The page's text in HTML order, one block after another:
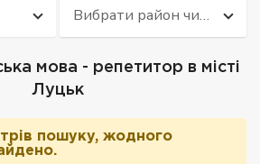
Вибрати район чи
квартал
мова - репетитор в місті
Луцьк
пошуку, жодного